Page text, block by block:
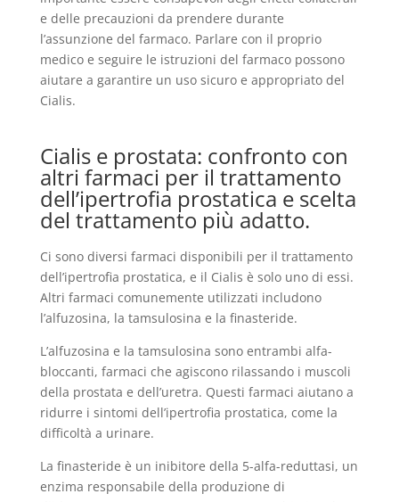
e delle precauzioni da prendere durante
l’assunzione del farmaco. Parlare con il proprio
medico e seguire le istruzioni del farmaco possono
aiutare a garantire un uso sicuro e appropriato del
Cialis.
Cialis e prostata: confronto con
altri farmaci per il trattamento
dell’ipertrofia prostatica e scelta
del trattamento più adatto.
Ci sono diversi farmaci disponibili per il trattamento
dell’ipertrofia prostatica, e il Cialis è solo uno di essi.
Altri farmaci comunemente utilizzati includono
l’alfuzosina, la tamsulosina e la finasteride.
L’alfuzosina e la tamsulosina sono entrambi alfa-
bloccanti, farmaci che agiscono rilassando i muscoli
della prostata e dell’uretra. Questi farmaci aiutano a
ridurre i sintomi dell’ipertrofia prostatica, come la
difficoltà a urinare.
La finasteride è un inibitore della 5-alfa-reduttasi, un
enzima responsabile della produzione di